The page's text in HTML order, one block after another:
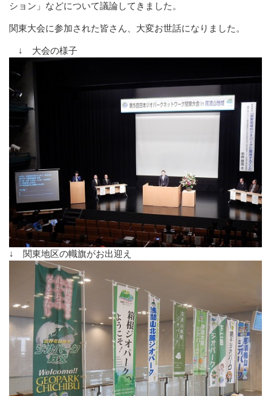
ション」などについて議論してきました。
関東大会に参加された皆さん、大変お世話になりました。
↓ 大会の様子
↓ 関東地区の幟旗がお出迎え